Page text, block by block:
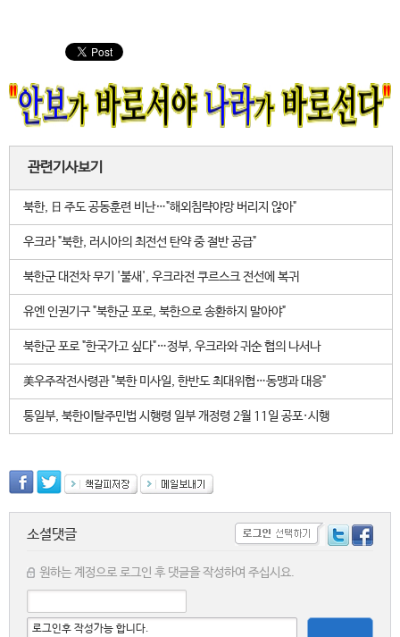
관련기사보기
북한, 日 주도 공동훈련 비난…"해외침략야망 버리지 않아"
우크라 "북한, 러시아의 최전선 탄약 중 절반 공급"
북한군 대전차 무기 '불새', 우크라전 쿠르스크 전선에 복귀
유엔 인권기구 "북한군 포로, 북한으로 송환하지 말아야"
북한군 포로 "한국가고 싶다"…정부, 우크라와 귀순 협의 나서나
美우주작전사령관 "북한 미사일, 한반도 최대위협…동맹과 대응"
통일부, 북한이탈주민법 시행령 일부 개정령 2월 11일 공포·시행
소셜댓글
원하는 계정으로 로그인 후 댓글을 작성하여 주십시요.